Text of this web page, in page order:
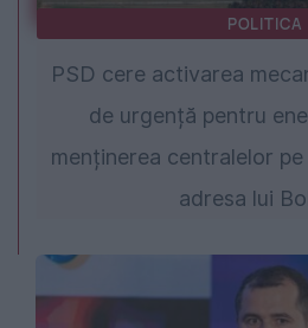
POLITICA
PSD cere activarea
de urgență pentru
menținerea centralelor
adresa lui